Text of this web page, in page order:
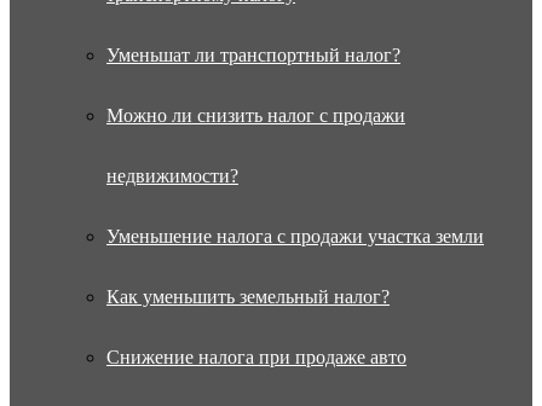
Уменьшат ли транспортный налог?
Можно ли снизить налог с продажи
недвижимости?
Уменьшение налога с продажи участка земли
Как уменьшить земельный налог?
Снижение налога при продаже авто